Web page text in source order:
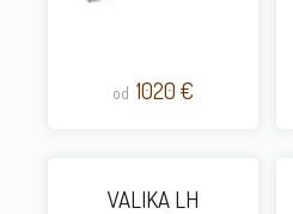
od 1020 €
VALIKA LH